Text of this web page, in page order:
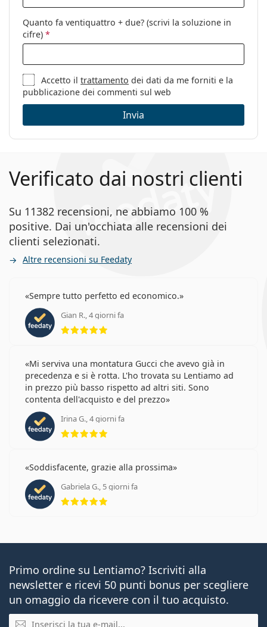
Categorie:
Marca:
Polo Ralph Lauren
Codice:
0PH2237U 5620 55
Quanto fa ventiquattro + due? (scrivi la soluzione in
cifre) *
Accetto iltrattamento dei dati da me forniti e la
pubblicazione dei commenti sul web
Invia
Verificato dai nostri clienti
Su 11382 recensioni, ne abbiamo 100 %
positive. Dai un'occhiata alle recensioni dei
clienti selezionati.
Altre recensioni su Feedaty
Sempre tutto perfetto ed economico.
Gian R., 4 giorni fa
Mi serviva una montatura Gucci che avevo già in
precedenza e si è rotta. L'ho trovata su Lentiamo ad
in prezzo più basso rispetto ad altri siti. Sono
contenta dell'acquisto e del prezzo
Irina G., 4 giorni fa
Soddisfacente, grazie alla prossima
Gabriela G., 5 giorni fa
valutazione 5 di 5
Primo ordine su Lentiamo? Iscriviti alla
newsletter e ricevi 50 punti bonus per scegliere
un omaggio da ricevere con il tuo acquisto.
E-mail